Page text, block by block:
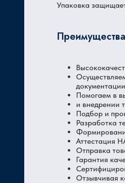
Упаковка
Помогаем в
и внедрении
Подбор и
Разработка
Аттестация
Отправка
Гарантия
Отзывчивая